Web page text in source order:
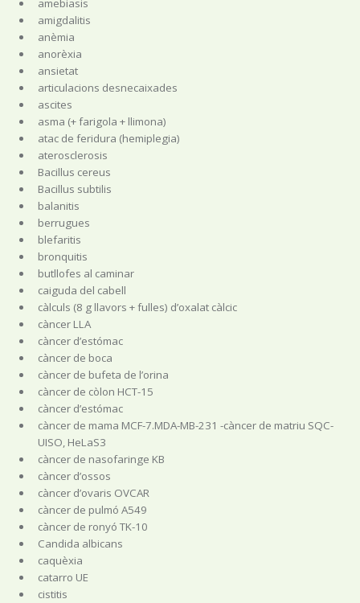
amebiasis
amigdalitis
anèmia
anorèxia
ansietat
articulacions desnecaixades
ascites
asma (+ farigola + llimona)
atac de feridura (hemiplegia)
aterosclerosis
Bacillus cereus
Bacillus subtilis
balanitis
berrugues
blefaritis
bronquitis
butllofes al caminar
caiguda del cabell
càlculs (8 g llavors + fulles) d’oxalat càlcic
càncer LLA
càncer d’estómac
càncer de boca
càncer de bufeta de l’orina
càncer de còlon HCT-15
càncer d’estómac
càncer de mama MCF-7.MDA-MB-231 -càncer de matriu SQC-
UISO, HeLaS3
càncer de nasofaringe KB
càncer d’ossos
càncer d’ovaris OVCAR
càncer de pulmó A549
càncer de ronyó TK-10
Candida albicans
caquèxia
catarro UE
cistitis